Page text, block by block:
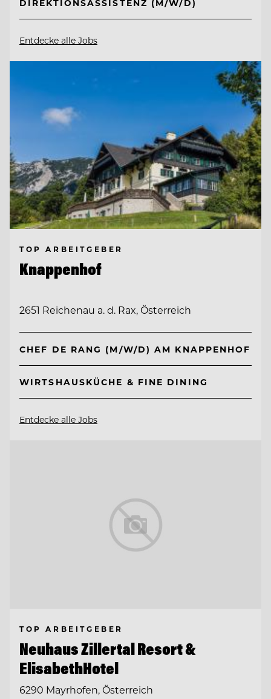
DIREKTIONSASSISTENZ (M/W/D)
Entdecke alle Jobs
TOP ARBEITGEBER
Knappenhof
2651 Reichenau a. d. Rax, Österreich
CHEF DE RANG (M/W/D) AM KNAPPENHOF
WIRTSHAUSKÜCHE & FINE DINING
Entdecke alle Jobs
TOP ARBEITGEBER
Neuhaus Zillertal Resort &
ElisabethHotel
6290 Mayrhofen, Österreich